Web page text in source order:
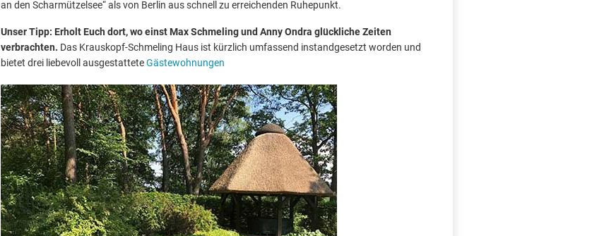
an den Scharmützelsee“ als von Berlin aus schnell zu erreichenden Ruhepunkt.
Unser Tipp: Erholt Euch dort, wo einst Max Schmeling und Anny Ondra glückliche Zeiten
verbrachten. Das Krauskopf-Schmeling Haus ist kürzlich umfassend instandgesetzt worden und
bietet drei liebevoll ausgestatteteGästewohnungen